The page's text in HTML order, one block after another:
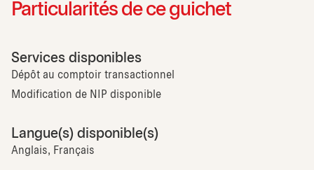
Particularités de ce guichet
Services disponibles
Dépôt au comptoir transactionnel
Modification de NIP disponible
Langue(s) disponible(s)
Anglais, Français